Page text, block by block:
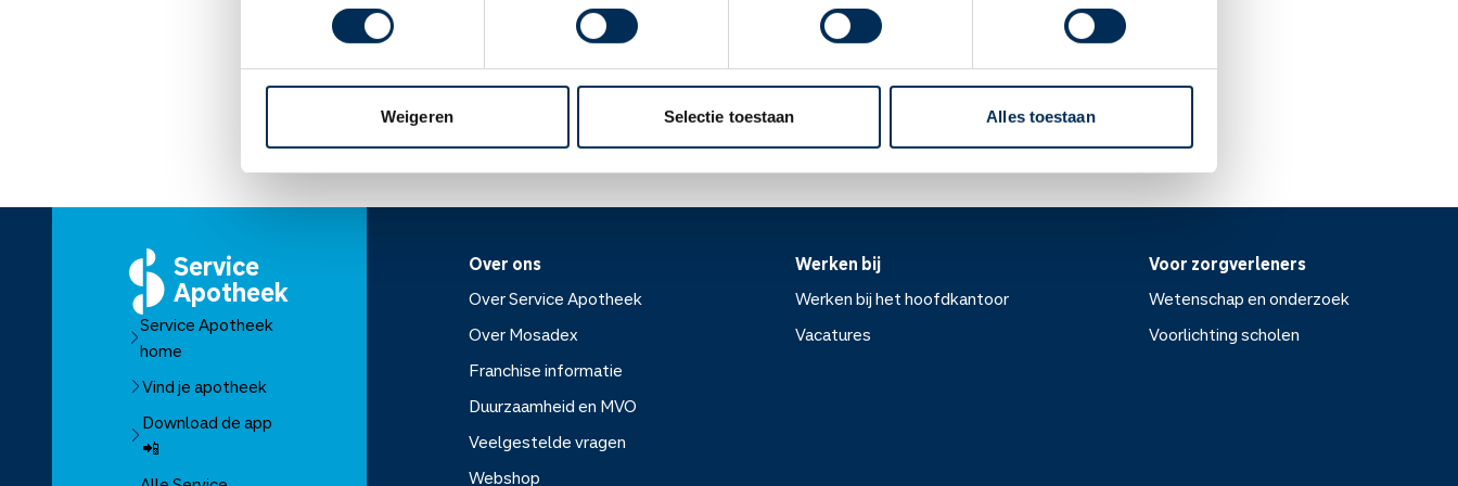
Weigeren Selectie toestaan Alles toestaan
Vraag aan uw arts of apotheker of u dit medicijn mag gebruiken.
Lees meer op apotheek.nl
Service
Apotheek
Service Apotheek
home
Vind je apotheek
Download de app
📲
Over ons
Over Service Apotheek
Over Mosadex
Franchise informatie
Duurzaamheid en MVO
Veelgestelde vragen
Webshop
Werken bij
Werken bij het hoofdkantoor
Vacatures
Voor zorgverleners
Wetenschap en onderzoek
Voorlichting scholen